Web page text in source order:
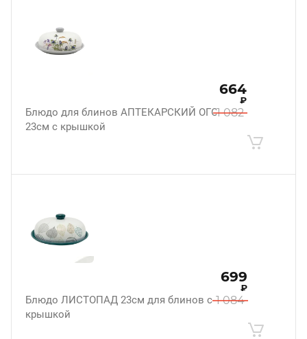
Блюдо для блинов АПТЕКАРСКИЙ ОГОРОД
23см с крышкой
1 082
664
₽
Блюдо ЛИСТОПАД 23см для блинов с
крышкой
1 084
699
₽